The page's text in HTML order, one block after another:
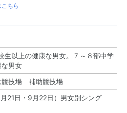
ちら
生以上の健康な男女。７～８部中学
男女
競技場 補助競技場
21日・9月22日）男女別シング